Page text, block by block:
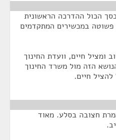
הכול ההדרכה הראשונית
במכשירים המתקדמים
ומציל חיים, וועדת החינוך
הזה מול משרד החינוך
חיים.
חצובה בסלע. מאוד